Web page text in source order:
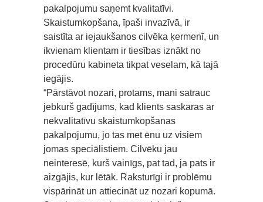
pakalpojumu saņemt kvalitatīvi.
Skaistumkopšana, īpaši invazīvā, ir
saistīta ar iejaukšanos cilvēka ķermenī, un
ikvienam klientam ir tiesības iznākt no
procedūru kabineta tikpat veselam, kā tajā
iegājis.
“Pārstāvot nozari, protams, mani satrauc
jebkurš gadījums, kad klients saskaras ar
nekvalitatīvu skaistumkopšanas
pakalpojumu, jo tas met ēnu uz visiem
jomas speciālistiem. Cilvēku jau
neinteresē, kurš vainīgs, pat tad, ja pats ir
aizgājis, kur lētāk. Raksturīgi ir problēmu
vispārināt un attiecināt uz nozari kopumā.